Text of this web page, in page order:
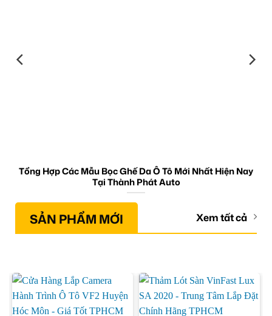
Tổng Hợp Các Mẫu Bọc Ghế Da Ô Tô Mới Nhất Hiện Nay
Tại Thành Phát Auto
SẢN PHẨM MỚI Xem tất cả